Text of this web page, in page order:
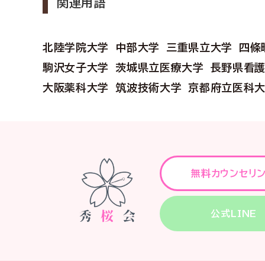
関連用語
北陸学院大学 中部大学 三重県立大学
四條
駒沢女子大学
茨城県立医療大学
長野県看
大阪薬科大学
筑波技術大学 京都府立医科
無料カウンセリ
公式LINE